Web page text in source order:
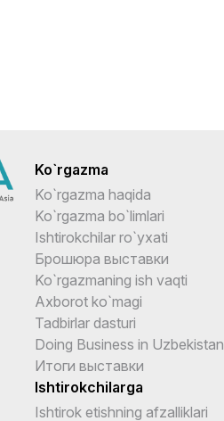
Ko`rgazma
Ko`rgazma haqida
Ko`rgazma bo`limlari
Ishtirokchilar ro`yxati
Брошюра выставки
Ko`rgazmaning ish vaqti
Axborot ko`magi
Tadbirlar dasturi
Doing Business in Uzbekistan
Итоги выставки
Ishtirokchilarga
Ishtirok etishning afzalliklari